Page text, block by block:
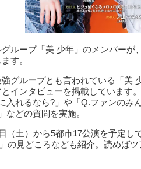
ループ「美 少年」のメンバーが
す。
グループとも言われている「美
インタビューを掲載しています
入れるなら?」や「Q.ファンのみ
などの質問を実施。
（土）から5都市17公演を予定し
の見どころなども紹介。読めば